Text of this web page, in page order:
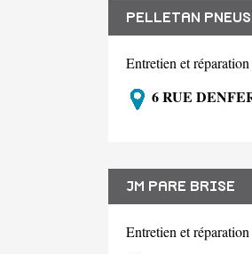
PELLETAN PNEUS
Entretien et
6 RUE
JM PARE BRISE
Entretien et